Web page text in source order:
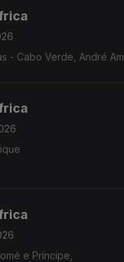
- Cabo Verde, André
e Príncipe,